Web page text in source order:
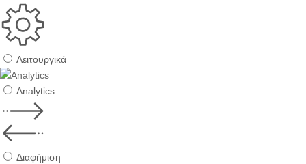
Λειτουργικά
Analytics
Διαφήμιση